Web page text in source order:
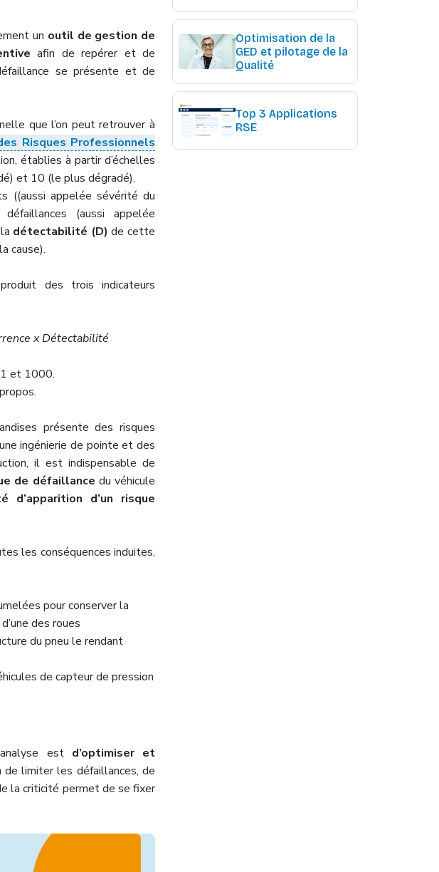
un outil de gestion de
afin de repérer et de
se présente et de
que l’on peut retrouver à
Risques Professionnels
établies à partir d’échelles
et 10 (le plus dégradé).
((aussi appelée sévérité du
(aussi appelée
détectabilité (D) de cette
cause).
des trois indicateurs
x Détectabilité
et 1000.
présente des risques
ingénierie de pointe et des
il est indispensable de
de défaillance du véhicule
d’apparition d’un risque
les conséquences induites,
pour conserver la
des roues
du pneu le rendant
de capteur de pression
est d’optimiser et
de limiter les défaillances, de
la criticité permet de se fixer
Optimisation de la
GED et pilotage de la
Qualité
Top 3 Applications
RSE